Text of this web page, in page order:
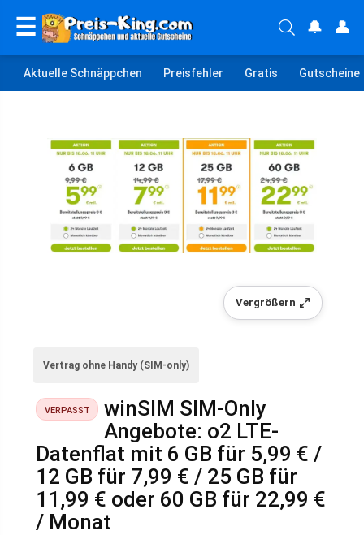
☰ 🔔 👤
Aktuelle Schnäppchen Preisfehler Gratis Gutscheine
Vergrößern
Vertrag ohne Handy (SIM-only)
VERPASST
winSIM SIM-Only
Angebote: o2 LTE-
Datenflat mit 6 GB für 5,99 € /
12 GB für 7,99 € / 25 GB für
11,99 € oder 60 GB für 22,99 €
/ Monat